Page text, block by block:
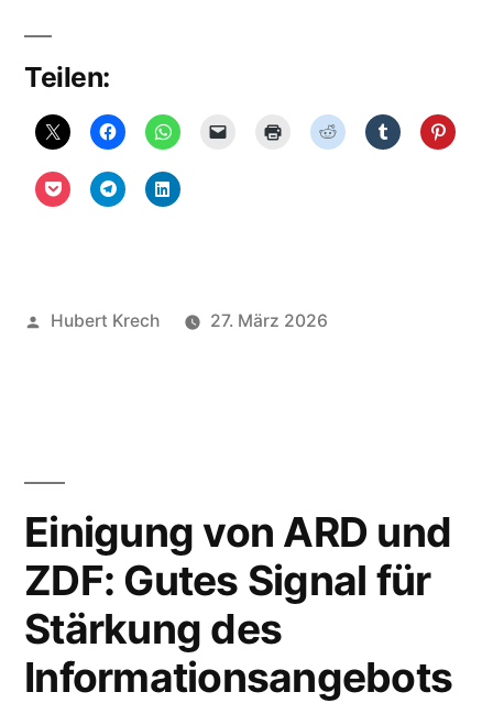
Teilen:
Veröffentlicht
Hubert Krech
27. März 2026
Journalismus:
Mensch
über
Einigung von ARD und
ZDF: Gutes Signal für
Stärkung des
Informationsangebots